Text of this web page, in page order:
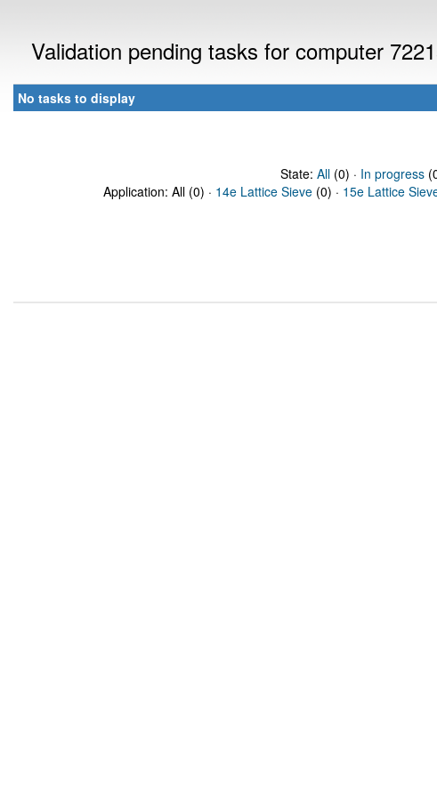
Validation pending tasks for computer
No tasks to display
State: All(0) · In progress
Application: All (0) · 14e Lattice Sieve (0) · 15e Lattice